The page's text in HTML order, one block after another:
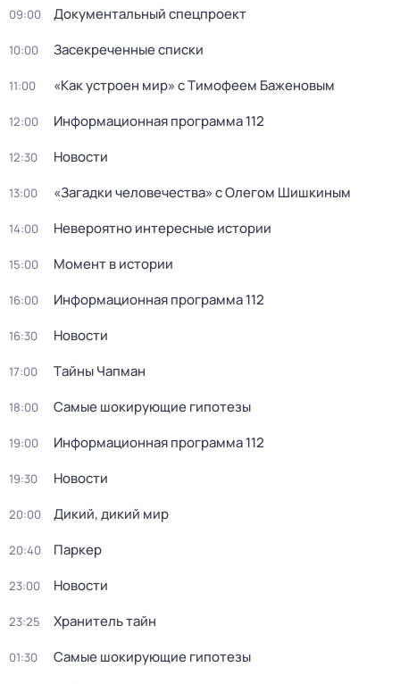
09:00 Документальный спецпроект
10:00 Заcекрeченные списки
11:00 «Как устроен мир» с Тимофеем Баженовым
12:00 Информационная программа 112
12:30 Новости
13:00 «Загадки человечества» с Олегом Шишкиным
14:00 Невероятно интересные истории
15:00 Момент в истории
16:00 Информационная программа 112
16:30 Новости
17:00 Тaйны Чапман
18:00 Самые шoкиpующие гипотезы
19:00 Информационная программа 112
19:30 Новости
20:00 Дикий, дикий мир
20:40 Паркер
23:00 Новости
23:25 Хранитель тайн
01:30 Самые шoкиpующие гипотезы